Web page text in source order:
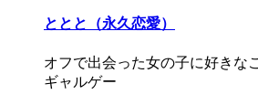
ととと（永久恋愛）
オフで出会った女の子に好きな
ギャルゲー